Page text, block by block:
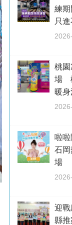
練
只
桃
場
暖
啦
石
場
迎
縣